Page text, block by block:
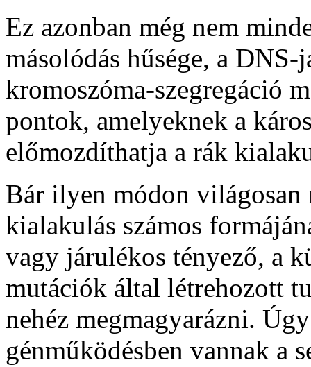
Ez azonban még nem
másolódás hűsége, a DNS-
kromoszóma-szegregáció
pontok, amelyeknek a
előmozdíthatja a rák
Bár ilyen módon
kialakulás számos
vagy járulékos tényező, a
mutációk által létrehozott
nehéz megmagyarázni.
génműködésben vannak a